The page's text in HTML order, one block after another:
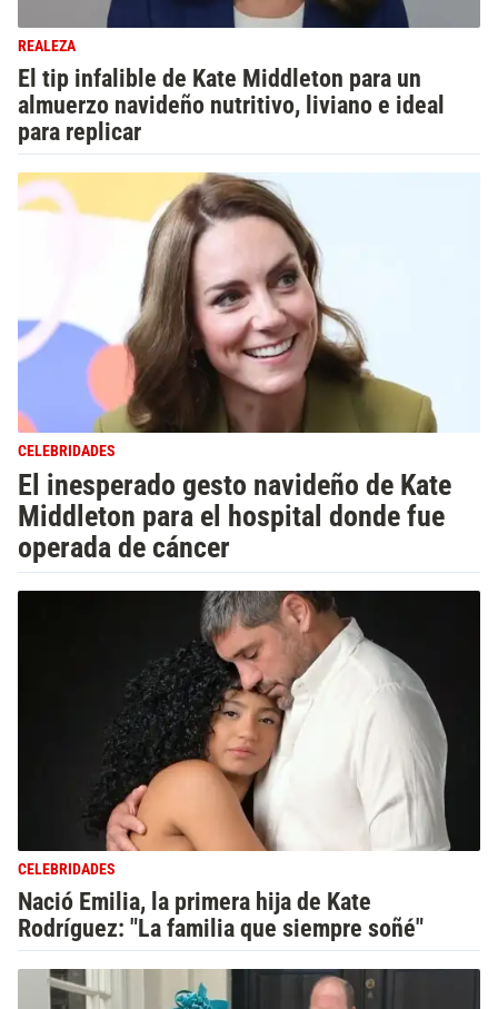
REALEZA
El tip infalible de Kate Middleton para un
almuerzo navideño nutritivo, liviano e ideal
para replicar
CELEBRIDADES
El inesperado gesto navideño de Kate
Middleton para el hospital donde fue
operada de cáncer
CELEBRIDADES
Nació Emilia, la primera hija de Kate
Rodríguez: "La familia que siempre soñé"